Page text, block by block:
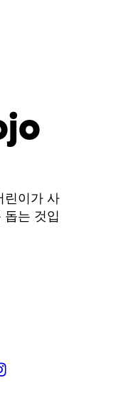
린이가 사
돕는 것입